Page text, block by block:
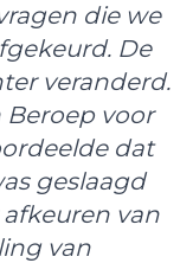
die we
De
veranderd.
Beroep voor
dat
geslaagd
van
van